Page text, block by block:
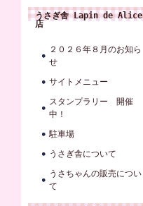
うさぎ舎 Lapin de Alice
店
２０２６年８月のお知ら
せ
サイトメニュー
スタンプラリー 開催
中！
駐車場
うさぎ舎について
うさちゃんの販売につい
て